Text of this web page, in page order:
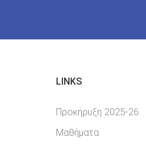
LINKS
Προκήρυξη 2025-26
Μαθήματα